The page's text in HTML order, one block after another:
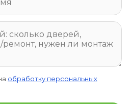
обработку персональных